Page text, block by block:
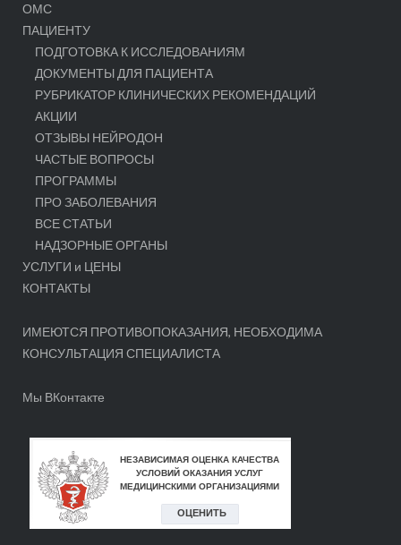
ОМС
ПАЦИЕНТУ
ПОДГОТОВКА К ИССЛЕДОВАНИЯМ
ДОКУМЕНТЫ ДЛЯ ПАЦИЕНТА
РУБРИКАТОР КЛИНИЧЕСКИХ РЕКОМЕНДАЦИЙ
АКЦИИ
ОТЗЫВЫ НЕЙРОДОН
ЧАСТЫЕ ВОПРОСЫ
ПРОГРАММЫ
ПРО ЗАБОЛЕВАНИЯ
ВСЕ СТАТЬИ
НАДЗОРНЫЕ ОРГАНЫ
УСЛУГИ и ЦЕНЫ
КОНТАКТЫ
ИМЕЮТСЯ ПРОТИВОПОКАЗАНИЯ, НЕОБХОДИМА
КОНСУЛЬТАЦИЯ СПЕЦИАЛИСТА
Мы ВКонтакте